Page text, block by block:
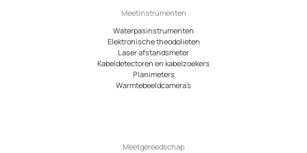
Meetinstrumenten
Waterpasinstrumenten
Elektronische theodolieten
Laser afstandsmeter
Kabeldetectoren en kabelzoekers
Planimeters
Warmtebeeldcamera’s
Meetgereedschap